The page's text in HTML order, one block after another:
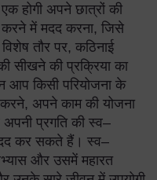
होगी अपने छात्रों की
में मदद करना, जिसे
तौर पर, कठिनाई
सीखने की प्रक्रिया का
आप किसी परियोजना के
अपने काम की योजना
प्रगति की स्व–
कर सकते हैं। स्व–
और उसमें महारत